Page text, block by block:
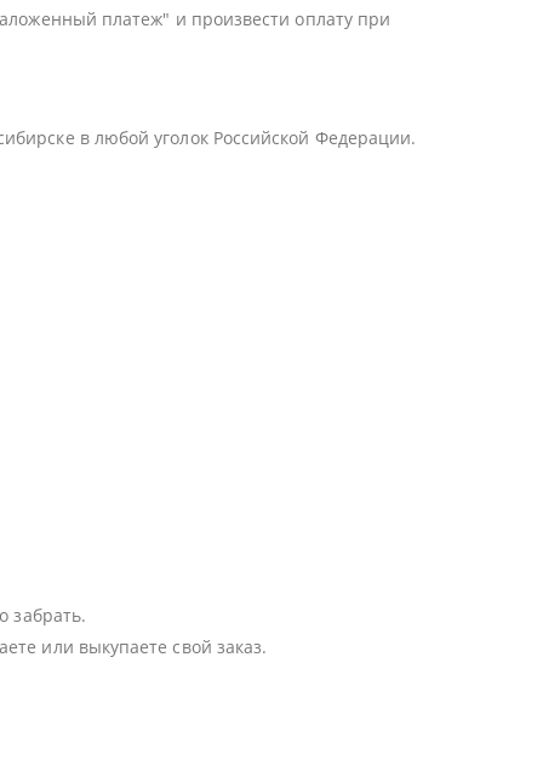
платеж" и произвести оплату при
в любой уголок Российской Федерации.
забрать.
или выкупаете свой заказ.